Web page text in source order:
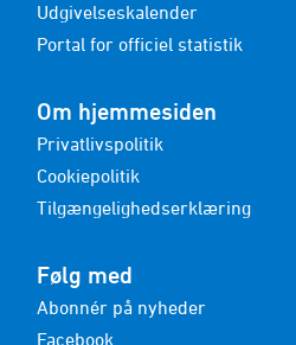
Udgivelseskalender
Portal for officiel statistik
Om hjemmesiden
Privatlivspolitik
Cookiepolitik
Tilgængelighedserklæring
Følg med
Abonnér på nyheder
Facebook